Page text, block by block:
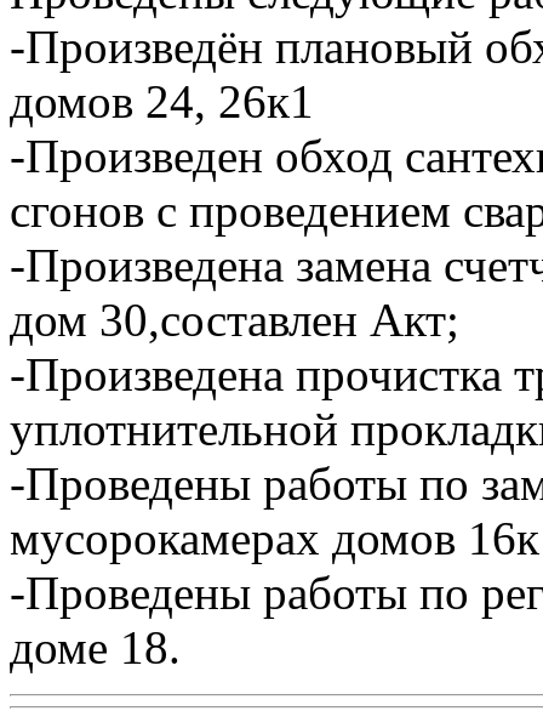
-Произведён плановый
домов 24, 26к1
-Произведен обход
сгонов с проведением
-Произведена замена
дом 30,составлен Акт;
-Произведена прочистка
уплотнительной
-Проведены работы по
мусорокамерах домов
-Проведены работы по
доме 18.